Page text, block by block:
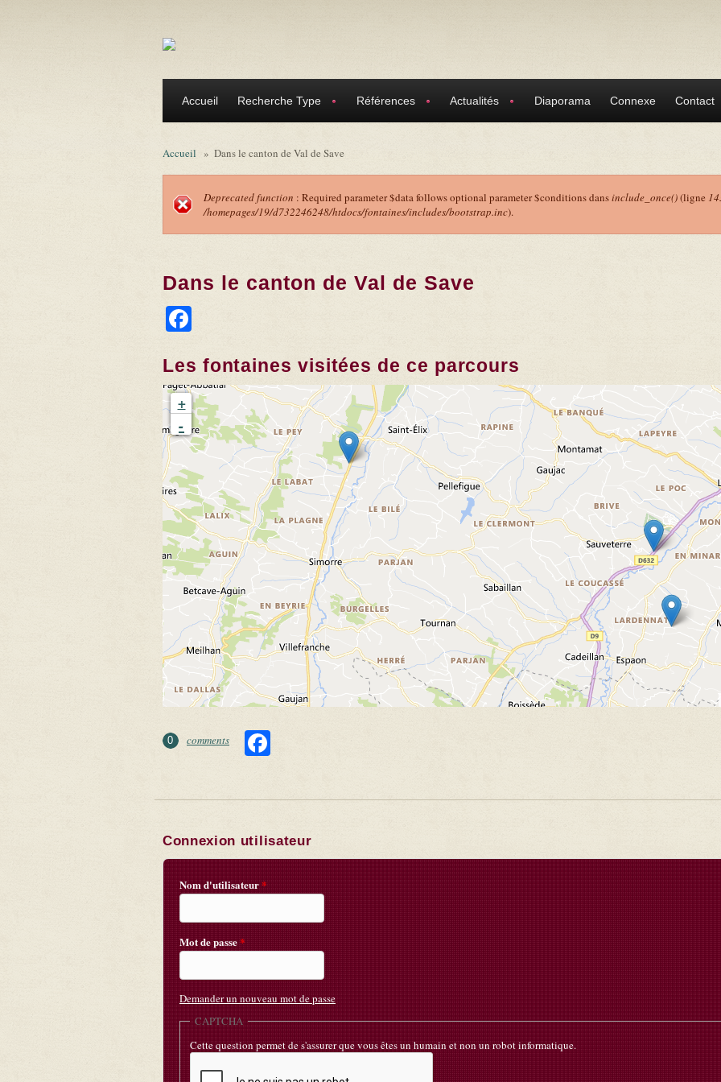
Accueil Recherche Type Références Actualités Diaporama Connexe Contact
Accueil » Dans le canton de Val de Save
Message d'erreur
Deprecated function : Required parameter $data follows optional parameter $conditions dansinclude_once()(ligne
/homepages/19/d732246248/htdocs/fontaines/includes/bootstrap.inc).
Dans le canton de Val de Save
Les fontaines visitées de ce parcours
+
-
0 comments
Connexion utilisateur
Nom d'utilisateur*
Mot de passe*
Demander un nouveau mot de passe
CAPTCHA
Cette question permet de s'assurer que vous êtes un humain et non un robot informatique.